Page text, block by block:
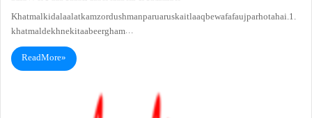
Khatmal ki dalaalat kamzor dushman par uar us ka itlaaq bewafa fauj par hota hai.1.
khatmal dekhne ki taabeer gham…
Read More »